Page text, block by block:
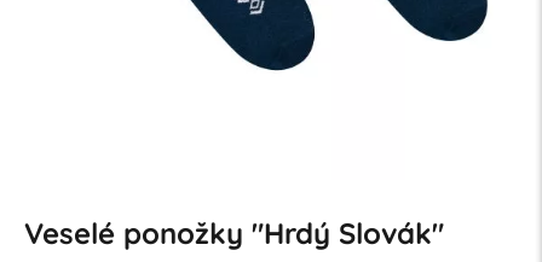
Veselé ponožky "Hrdý Slovák"